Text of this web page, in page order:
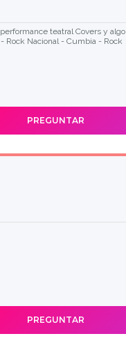
teatral Covers y algo
Nacional - Cumbia - Rock
PREGUNTAR
PREGUNTAR